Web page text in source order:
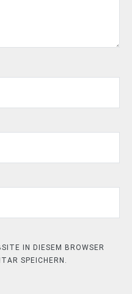
IN DIESEM BROWSER
SPEICHERN.